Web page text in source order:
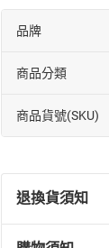
品牌
商品分類
商品貨號(SKU)
退換貨須知